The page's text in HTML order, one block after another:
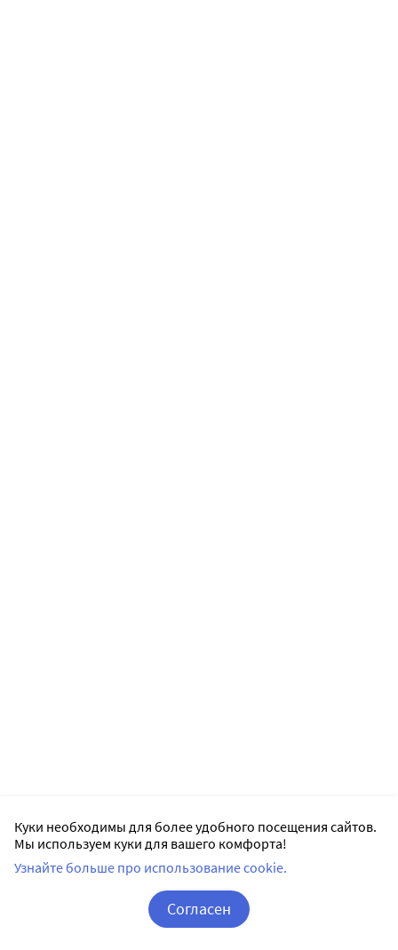
Куки необходимы для более удобного посещения сайтов.
Мы используем куки для вашего комфорта!
Узнайте больше про использование cookie.
Согласен